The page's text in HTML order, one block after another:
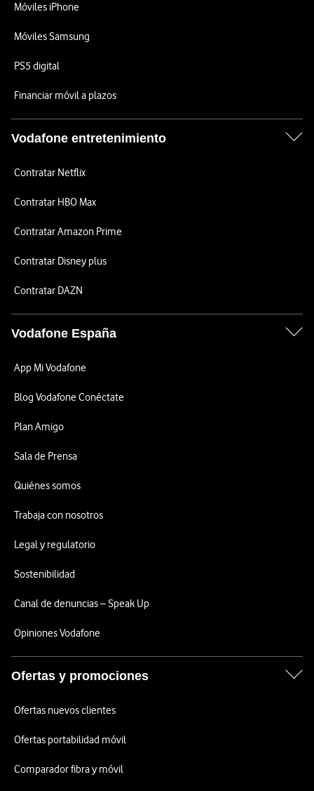
Móviles iPhone
Móviles Samsung
PS5 digital
Financiar móvil a plazos
Vodafone entretenimiento
Contratar Netflix
Contratar HBO Max
Contratar Amazon Prime
Contratar Disney plus
Contratar DAZN
Vodafone España
App Mi Vodafone
Blog Vodafone Conéctate
Plan Amigo
Sala de Prensa
Quiénes somos
Trabaja con nosotros
Legal y regulatorio
Sostenibilidad
Canal de denuncias – Speak Up
Opiniones Vodafone
Ofertas y promociones
Ofertas nuevos clientes
Ofertas portabilidad móvil
Comparador fibra y móvil